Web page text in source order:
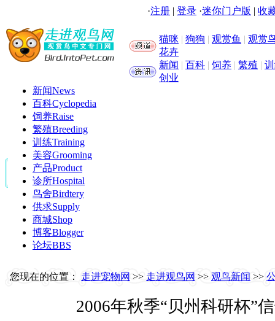
·注册 | 登录 ·迷你门户版 | 收
猫咪 | 狗狗 | 观赏鱼 | 观赏
花卉
新闻 | 百科 | 饲养 | 繁殖 |
创业
新闻News
百科Cyclopedia
饲养Raise
繁殖Breeding
训练Training
美容Grooming
产品Product
诊所Hospital
鸟舍Birdtery
供求Supply
商城Shop
博客Blogger
论坛BBS
您现在的位置： 走进宠物网 >> 走进观鸟网 >> 观鸟新闻 >>
2006年秋季“贝州科研杯”